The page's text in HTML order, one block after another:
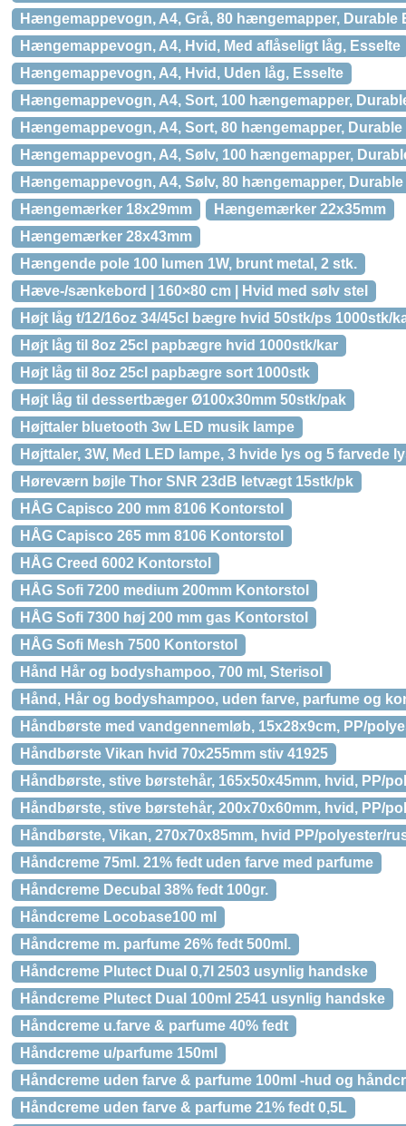
Hængemappevogn, A4, Grå, 80 hængemapper, Durable
Hængemappevogn, A4, Hvid, Med aflåseligt låg, Esselte
Hængemappevogn, A4, Hvid, Uden låg, Esselte
Hængemappevogn, A4, Sort, 100 hængemapper,
Hængemappevogn, A4, Sort, 80 hængemapper, Durable
Hængemappevogn, A4, Sølv, 100 hængemapper,
Hængemappevogn, A4, Sølv, 80 hængemapper, Durable
Hængemærker 18x29mm
Hængemærker 22x35mm
Hængemærker 28x43mm
Hængende pole 100 lumen 1W, brunt metal, 2 stk.
Hæve-/sænkebord | 160×80 cm | Hvid med sølv stel
Højt låg t/12/16oz 34/45cl bægre hvid 50stk/ps 1000stk/
Højt låg til 8oz 25cl papbægre hvid 1000stk/kar
Højt låg til 8oz 25cl papbægre sort 1000stk
Højt låg til dessertbæger Ø100x30mm 50stk/pak
Højttaler bluetooth 3w LED musik lampe
Højttaler, 3W, Med LED lampe, 3 hvide lys og 5 farvede
Høreværn bøjle Thor SNR 23dB letvægt 15stk/pk
HÅG Capisco 200 mm 8106 Kontorstol
HÅG Capisco 265 mm 8106 Kontorstol
HÅG Creed 6002 Kontorstol
HÅG Sofi 7200 medium 200mm Kontorstol
HÅG Sofi 7300 høj 200 mm gas Kontorstol
HÅG Sofi Mesh 7500 Kontorstol
Hånd Hår og bodyshampoo, 700 ml, Sterisol
Hånd, Hår og bodyshampoo, uden farve, parfume og
Håndbørste med vandgennemløb, 15x28x9cm, PP/
Håndbørste Vikan hvid 70x255mm stiv 41925
Håndbørste, stive børstehår, 165x50x45mm, hvid, PP/
Håndbørste, stive børstehår, 200x70x60mm, hvid, PP/
Håndbørste, Vikan, 270x70x85mm, hvid PP/polyester/
Håndcreme 75ml. 21% fedt uden farve med parfume
Håndcreme Decubal 38% fedt 100gr.
Håndcreme Locobase100 ml
Håndcreme m. parfume 26% fedt 500ml.
Håndcreme Plutect Dual 0,7l 2503 usynlig handske
Håndcreme Plutect Dual 100ml 2541 usynlig handske
Håndcreme u.farve & parfume 40% fedt
Håndcreme u/parfume 150ml
Håndcreme uden farve & parfume 100ml -hud og
Håndcreme uden farve & parfume 21% fedt 0,5L